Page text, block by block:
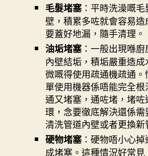
毛髮堵塞：平時洗澡嘅毛
壁，積累多咗就會容易
要蓋好地漏，隨手清理。
油垢堵塞：一般出現喺
內壁結垢，積垢嚴重造
微嘅得使用疏通機疏通
單使用機器係唔能完全
通又堵塞，通咗堵，堵
環，念要徹底解決還係
清洗管道內壁或者更換新
硬物堵塞：硬物唔小心
成堵塞。這種情況好常